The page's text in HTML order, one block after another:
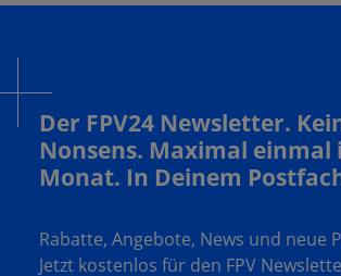
Der FPV24 Newsletter.
Nonsens. Maximal einmal
Monat. In Deinem
Rabatte, Angebote, News und neue
Jetzt kostenlos für den FPV